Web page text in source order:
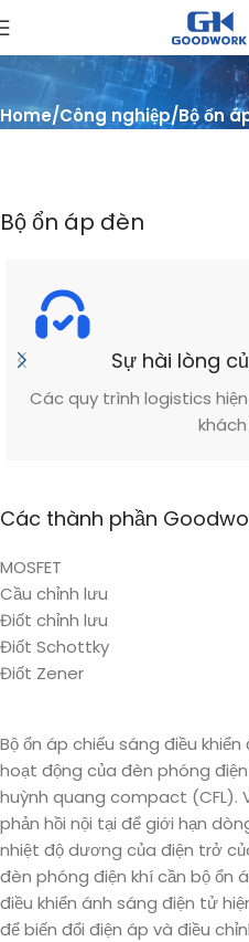
Home Công nghiệp Bộ ổn
Bộ ổn áp đèn
Sự hài lòng
Các quy trình logistics
Các thành phần
MOSFET
Cầu chỉnh lưu
Điốt chỉnh lưu
Điốt Schottky
Điốt Zener
Bộ ổn áp chiếu sáng điều
hoạt động của đèn phóng
huỳnh quang compact (CFL).
phản hồi nội tại để giới hạn
nhiệt độ dương của điện trở
đèn phóng điện khí cần bộ ổn
điều khiển ánh sáng điện tử
để biến đổi điện áp và điều